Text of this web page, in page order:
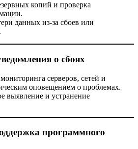
копий и проверка
данных из-за сбоев или
о сбоях
серверов, сетей и
оповещением о проблемах.
выявление и устранение
программного